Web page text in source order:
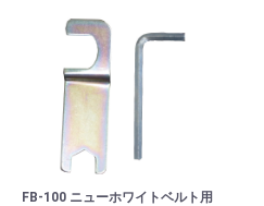
FB-100 ニューホワイトベルト用